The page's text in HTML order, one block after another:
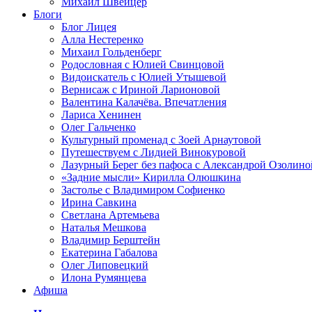
Блоги
Блог Лицея
Алла Нестеренко
Михаил Гольденберг
Родословная с Юлией Свинцовой
Видоискатель с Юлией Утышевой
Вернисаж с Ириной Ларионовой
Валентина Калачёва. Впечатления
Лариса Хенинен
Олег Гальченко
Культурный променад с Зоей Арнаутовой
Путешествуем с Лидией Винокуровой
Лазурный Берег без пафоса с Александрой
«Задние мысли» Кирилла Олюшкина
Застолье с Владимиром Софиенко
Ирина Савкина
Светлана Артемьева
Наталья Мешкова
Владимир Берштейн
Екатерина Габалова
Олег Липовецкий
Илона Румянцева
Афиша